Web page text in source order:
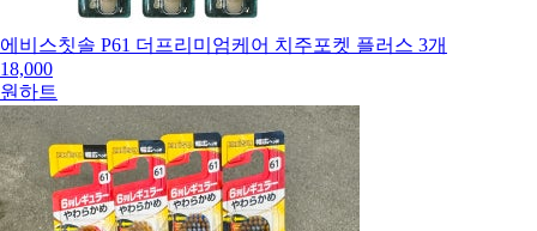
에비스칫솔 P61 더프리미엄케어 치주포켓 플러스 3개
18,000
원하트